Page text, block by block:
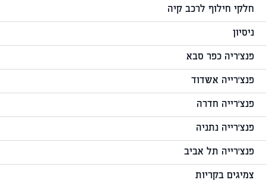
חלקי חילוף לרכב קיה
ניסיון
פנצ'ריה כפר סבא
פנצ'רייה אשדוד
פנצ'רייה חדרה
פנצ'רייה נתניה
פנצ'רייה תל אביב
צמיגים בקריות